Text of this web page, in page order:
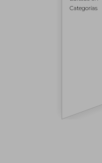
Categorías